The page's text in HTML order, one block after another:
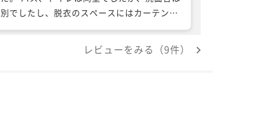
別でしたし、脱衣のスペースにはカーテンが
つけてあったのでそこもよかったです。 朝食
無料だったので期待していなかったのです
が、大変満足のいく朝食でした。 ぜひまた利
レビューをみる（9件）